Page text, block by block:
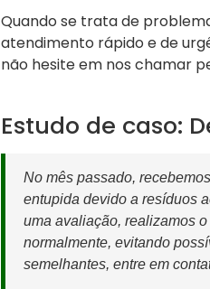
Quando se trata de
atendimento rápido e de
não hesite em nos chamar
Estudo de caso:
No mês passado,
entupida devido a resíduos
uma avaliação, realizamos
normalmente, evitando
semelhantes, entre em